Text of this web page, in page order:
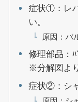
症状①：レ
い。
原因：バ
修理部品：ﾊ
※分解図よ
症状②：シ